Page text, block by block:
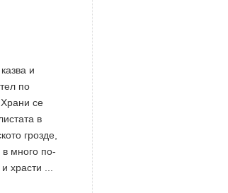
и
по
Храни се
в
грозде,
в много по-
храсти ...